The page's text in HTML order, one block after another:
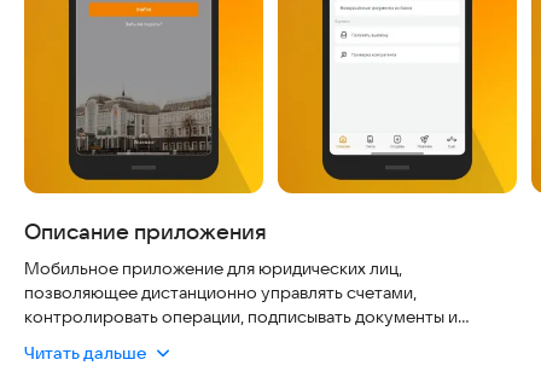
Описание приложения
Мобильное приложение для юридических лиц,
позволяющее дистанционно управлять счетами,
контролировать операции, подписывать документы и
остатков, просмотра истории операций и удобного входа
Читать дальше